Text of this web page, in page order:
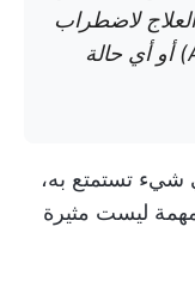
لاضطراب
فرط الحركة ونقص الانتباه (ADHD) أو أي حالة
شيء تستمتع به،
ليست مثيرة